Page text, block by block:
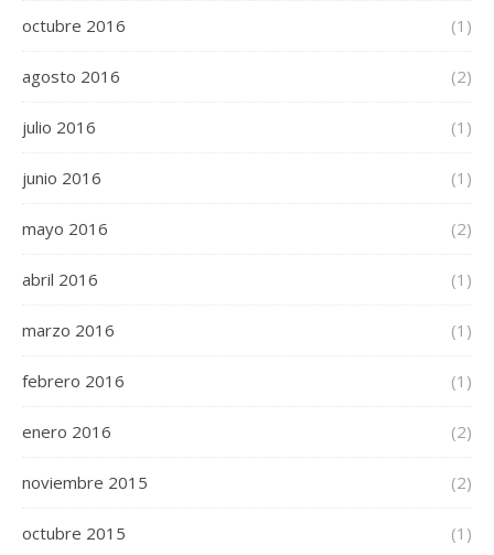
octubre 2016 (1)
agosto 2016 (2)
julio 2016 (1)
junio 2016 (1)
mayo 2016 (2)
abril 2016 (1)
marzo 2016 (1)
febrero 2016 (1)
enero 2016 (2)
noviembre 2015 (2)
octubre 2015 (1)